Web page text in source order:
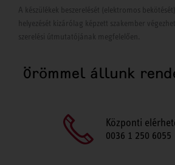
A készülékek beszerelését (elektromos
helyezését kizárólag képzett szakember
szerelési útmutatójának megfelelően.
Örömmel állunk
Központi
0036 1 250 6055